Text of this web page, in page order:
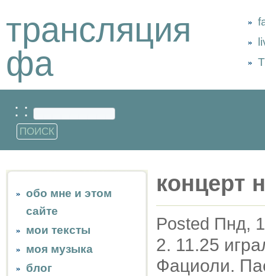
трансляция
фа
: :
обо мне и этом
сайте
мои тексты
моя музыка
блог
концерт
Posted Пнд,
2. 11.25
Фациоли.